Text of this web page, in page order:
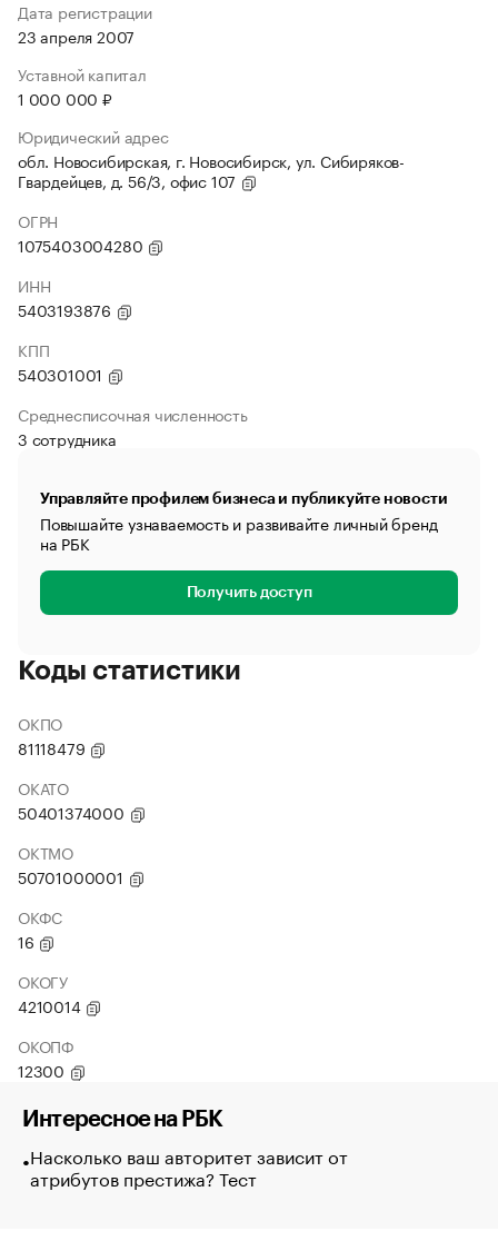
Дата регистрации
23 апреля 2007
Уставной капитал
1 000 000 ₽
Юридический адрес
обл. Новосибирская, г. Новосибирск, ул. Сибиряков-
Гвардейцев, д. 56/3, офис 107
ОГРН
1075403004280
ИНН
5403193876
КПП
540301001
Среднесписочная численность
3 сотрудника
Управляйте профилем бизнеса и публикуйте новости
Повышайте узнаваемость и развивайте личный бренд
на РБК
Получить доступ
Коды статистики
ОКПО
81118479
ОКАТО
50401374000
ОКТМО
50701000001
ОКФС
16
ОКОГУ
4210014
ОКОПФ
12300
Интересное на РБК
Насколько ваш авторитет зависит от
атрибутов престижа? Тест